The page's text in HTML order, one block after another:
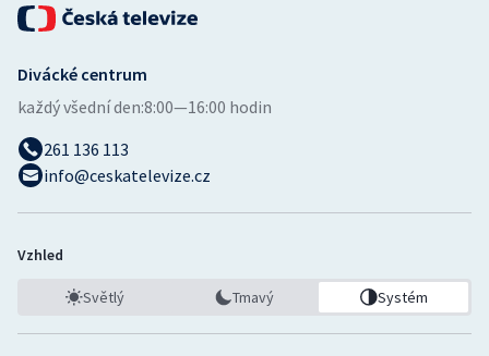
Divácké centrum
každý všední den:8:00—16:00 hodin
261 136 113
info@ceskatelevize.cz
Vzhled
Světlý Tmavý Systém